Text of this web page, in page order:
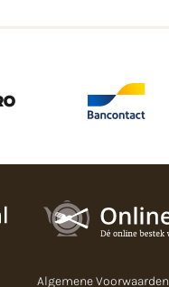
Algemene Voorwaarden